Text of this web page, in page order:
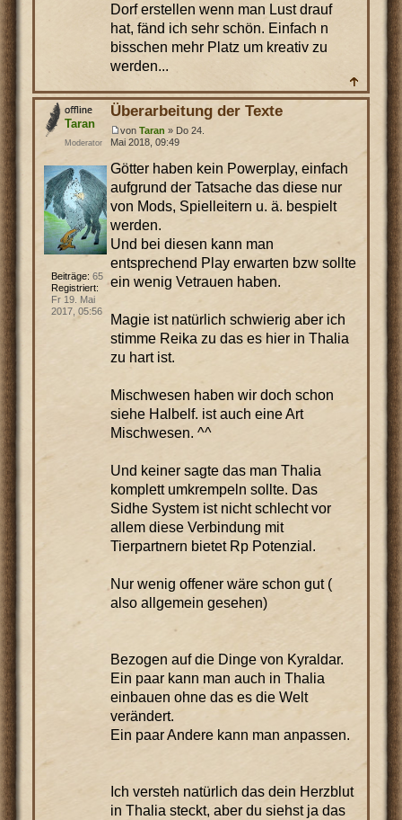
Dorf erstellen wenn man Lust drauf
hat, fänd ich sehr schön. Einfach n
bisschen mehr Platz um kreativ zu
werden...
Überarbeitung der Texte
von Taran » Do 24.
Mai 2018, 09:49
Götter haben kein Powerplay, einfach
aufgrund der Tatsache das diese nur
von Mods, Spielleitern u. ä. bespielt
werden.
Und bei diesen kann man
entsprechend Play erwarten bzw sollte
ein wenig Vetrauen haben.
Magie ist natürlich schwierig aber ich
stimme Reika zu das es hier in Thalia
zu hart ist.
Mischwesen haben wir doch schon
siehe Halbelf. ist auch eine Art
Mischwesen. ^^
Und keiner sagte das man Thalia
komplett umkrempeln sollte. Das
Sidhe System ist nicht schlecht vor
allem diese Verbindung mit
Tierpartnern bietet Rp Potenzial.
Nur wenig offener wäre schon gut (
also allgemein gesehen)
Bezogen auf die Dinge von Kyraldar.
Ein paar kann man auch in Thalia
einbauen ohne das es die Welt
verändert.
Ein paar Andere kann man anpassen.
Ich versteh natürlich das dein Herzblut
in Thalia steckt, aber du siehst ja das
Taran
Moderator
Beiträge: 65
Registriert:
Fr 19. Mai
2017, 05:56